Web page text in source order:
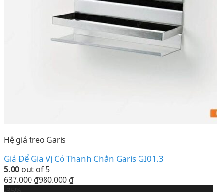
Hệ giá treo Garis
Giá Để Gia Vị Có Thanh Chắn Garis GI01.3
5.00 out of 5
637.000 ₫980.000₫